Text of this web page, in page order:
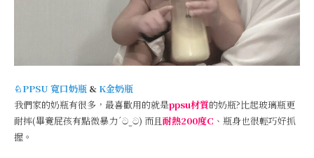
♘PPSU 寬口奶瓶 & K金奶瓶
我們家的奶瓶有很多，最喜歡用的就是ppsu材質的奶瓶?比起玻璃瓶更
耐摔(畢竟屁孩有點微暴力´ට ̫ ට) 而且耐熱200度C 、瓶身也很輕巧好抓
握。